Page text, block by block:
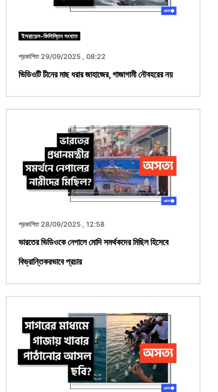
ইসরায়েল-ফিলিস্তিন সংঘাত
প্রকাশিত 29/09/2025 , 08:22
ভিডিওটি চীনের মাছ ধরার জাহাজের, গাজাগামী নৌবহরের নয়
প্রকাশিত 28/09/2025 , 12:58
ভারতের ভিডিওকে নেপালে মোদি সমর্থকদের মিছিল হিসেবে
বিভ্রান্তিকরভাবে প্রচার